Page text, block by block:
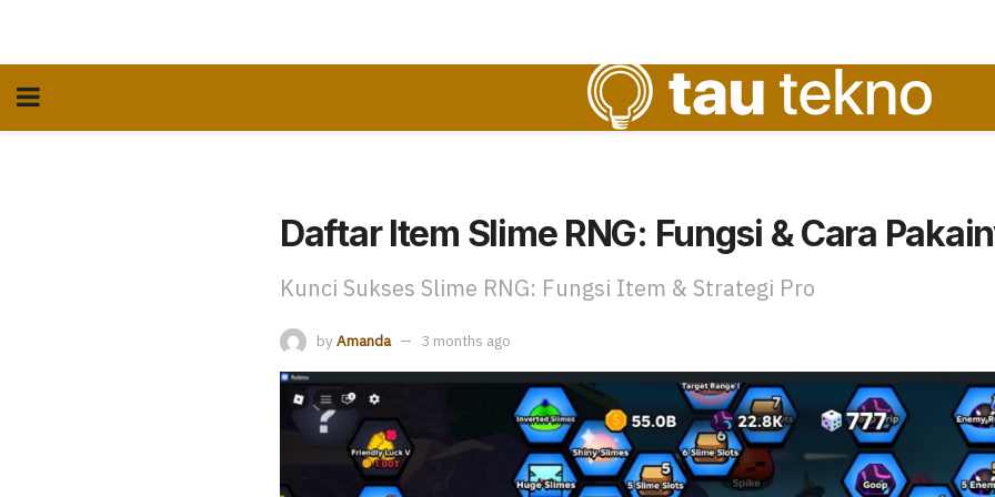
Daftar Item Slime RNG: Fungsi & Cara
Kunci Sukses Slime RNG: Fungsi Item & Strategi Pro
by Amanda 3 months ago